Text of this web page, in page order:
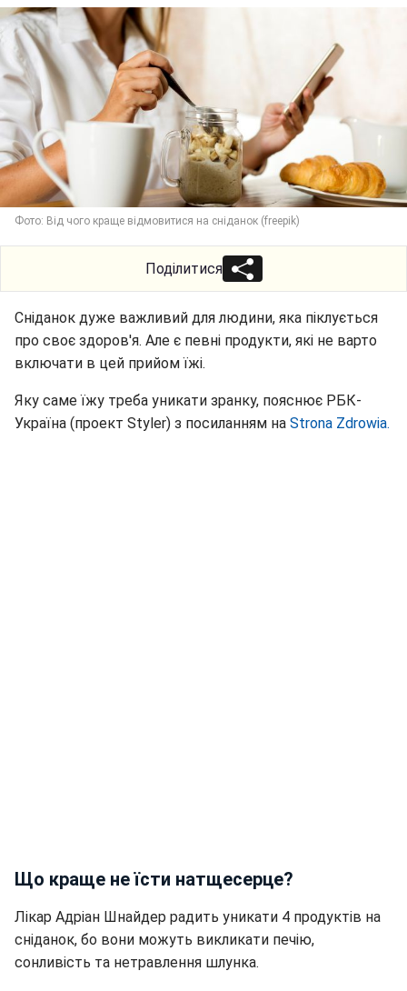
Фото: Від чого краще відмовитися на сніданок (freepik)
Поділитися
Сніданок дуже важливий для людини, яка піклується
про своє здоров'я. Але є певні продукти, які не варто
включати в цей прийом їжі.
Яку саме їжу треба уникати зранку, пояснює РБК-
Україна (проект Styler) з посиланням на Strona Zdrowia.
Що краще не їсти натщесерце?
Лікар Адріан Шнайдер радить уникати 4 продуктів на
сніданок, бо вони можуть викликати печію,
сонливість та нетравлення шлунка.